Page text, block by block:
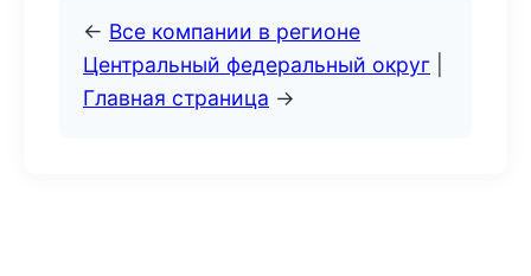
← Все компании в регионе
Центральный федеральный округ
Главная страница →